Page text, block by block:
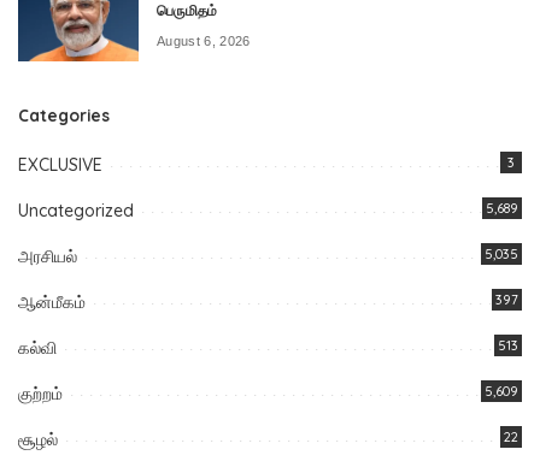
பெருமிதம்
August 6, 2026
Categories
EXCLUSIVE 3
Uncategorized 5,689
அரசியல் 5,035
ஆன்மீகம் 397
கல்வி 513
குற்றம் 5,609
சூழல் 22